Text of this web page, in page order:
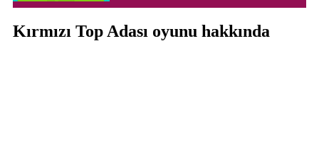
Kırmızı Top Adası oyunu hakkında